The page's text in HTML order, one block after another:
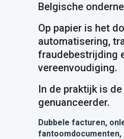
Belgische
Op papier is het
automatisering,
fraudebestrijding
vereenvoudiging.
In de praktijk is
genuanceerder.
Dubbele facturen,
fantoomdocumenten,